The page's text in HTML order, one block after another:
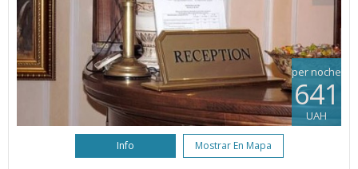
per noche
641
UAH
Info Mostrar En Mapa